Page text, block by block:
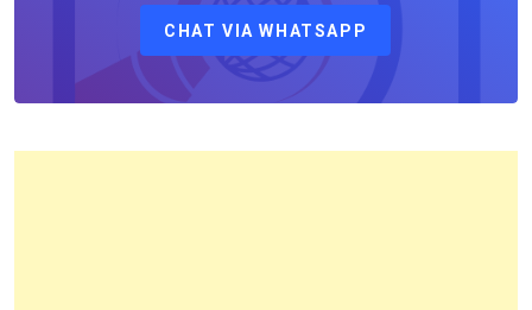
Pertanahan
Kota
CHAT VIA WHATSAPP